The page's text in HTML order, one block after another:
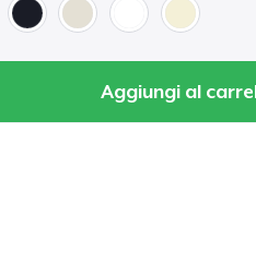
Aggiungi al